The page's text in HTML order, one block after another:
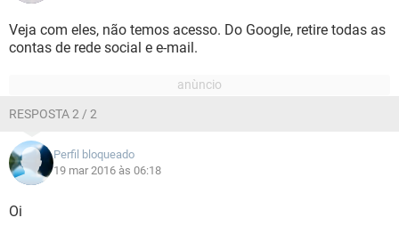
Veja com eles, não temos acesso. Do Google, retire todas as
contas de rede social e e-mail.
RESPOSTA 2 / 2
Perfil bloqueado
19 mar 2016 às 06:18
Oi